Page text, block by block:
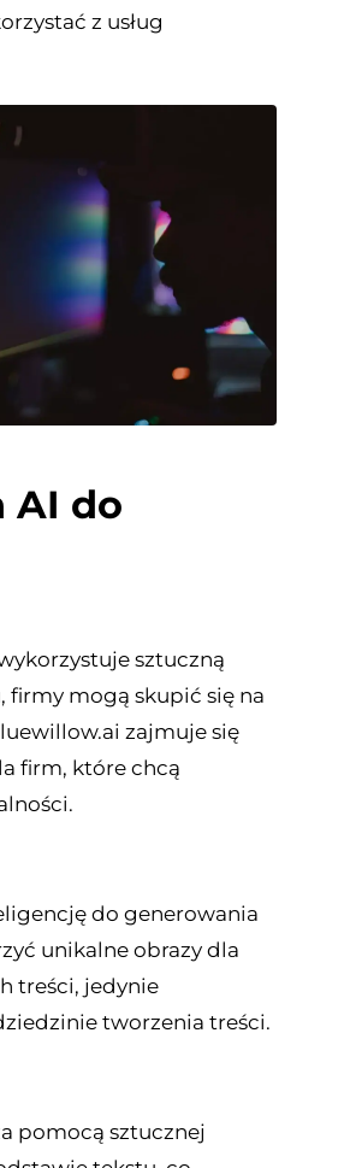
z usług
AI do
sztuczną
firmy mogą skupić się na
zajmuje się
firm, które chcą
do generowania
unikalne obrazy dla
treści, jedynie
tworzenia treści.
pomocą sztucznej